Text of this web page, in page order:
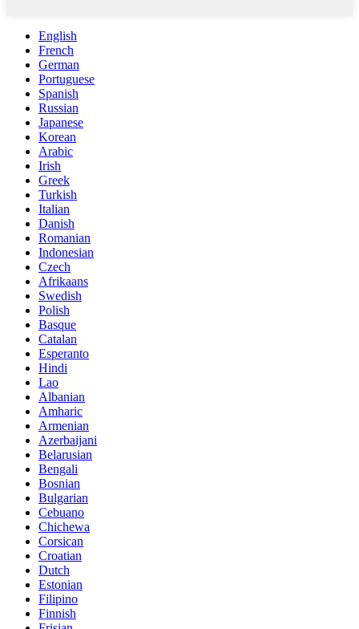
English
French
German
Portuguese
Spanish
Russian
Japanese
Korean
Arabic
Irish
Greek
Turkish
Italian
Danish
Romanian
Indonesian
Czech
Afrikaans
Swedish
Polish
Basque
Catalan
Esperanto
Hindi
Lao
Albanian
Amharic
Armenian
Azerbaijani
Belarusian
Bengali
Bosnian
Bulgarian
Cebuano
Chichewa
Corsican
Croatian
Dutch
Estonian
Filipino
Finnish